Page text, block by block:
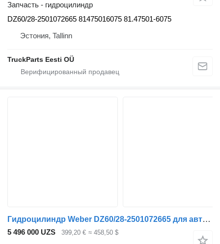
Запчасть - гидроцилиндр
DZ60/28-2501072665 81475016075 81.47501-6075
Эстония, Tallinn
TruckParts Eesti OÜ
Гидроцилиндр Weber DZ60/28-2501072665 для автобуса MAN LIONS CITY (01.04-)
5 496 000 UZS 399,20 € ≈ 458,50 $